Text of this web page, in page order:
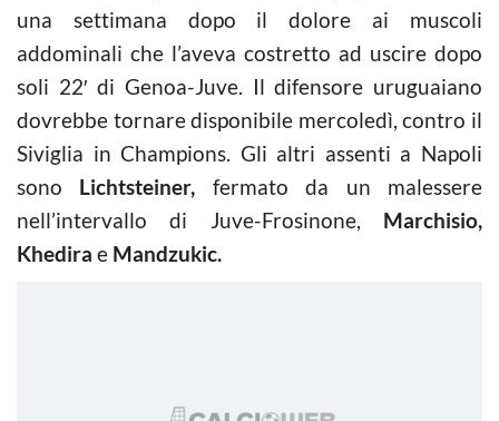
una settimana dopo il dolore ai muscoli
addominali che l’aveva costretto ad uscire dopo
soli 22′ di Genoa-Juve. Il difensore uruguaiano
dovrebbe tornare disponibile mercoledì, contro il
Siviglia in Champions. Gli altri assenti a Napoli
sono Lichtsteiner, fermato da un malessere
nell’intervallo di Juve-Frosinone, Marchisio,
Khedira e Mandzukic.